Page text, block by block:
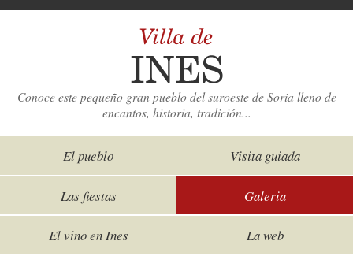
Conoce este pequeño gran pueblo del suroeste de Soria lleno de
encantos, historia, tradición...
El pueblo Visita guiada
Las fiestas Galeria
El vino en Ines La web